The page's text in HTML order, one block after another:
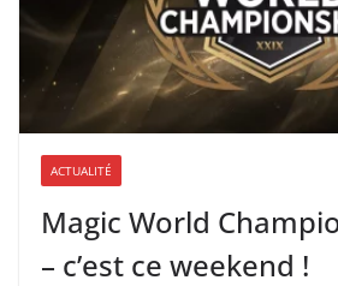
ACTUALITÉ
Magic World
– c’est ce weekend !